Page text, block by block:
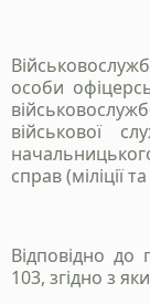
особи
військової
справ (міліції
Відповідно
103, згідно з